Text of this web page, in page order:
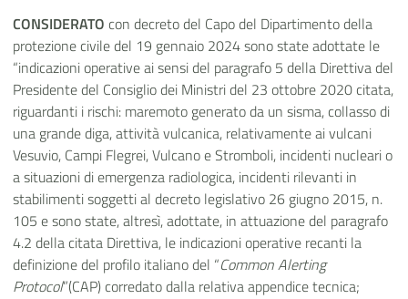
CONSIDERATO con decreto del Capo del Dipartimento della
protezione civile del 19 gennaio 2024 sono state adottate le
“indicazioni operative ai sensi del paragrafo 5 della Direttiva del
Presidente del Consiglio dei Ministri del 23 ottobre 2020 citata,
riguardanti i rischi: maremoto generato da un sisma, collasso di
una grande diga, attività vulcanica, relativamente ai vulcani
Vesuvio, Campi Flegrei, Vulcano e Stromboli, incidenti nucleari o
a situazioni di emergenza radiologica, incidenti rilevanti in
stabilimenti soggetti al decreto legislativo 26 giugno 2015, n.
105 e sono state, altresì, adottate, in attuazione del paragrafo
4.2 della citata Direttiva, le indicazioni operative recanti la
definizione del profilo italiano del “Common Alerting
Protocol”(CAP) corredato dalla relativa appendice tecnica;